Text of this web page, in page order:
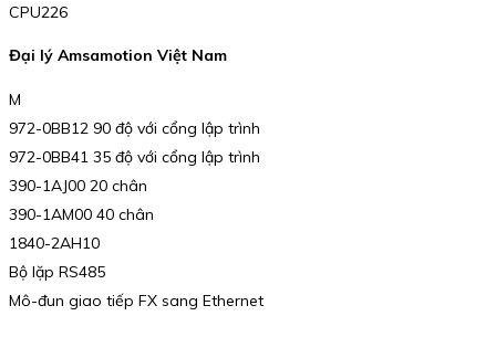
CPU226
Đại lý Amsamotion Việt Nam
M
972-0BB12 90 độ với cổng lập trình
972-0BB41 35 độ với cổng lập trình
390-1AJ00 20 chân
390-1AM00 40 chân
1840-2AH10
Bộ lặp RS485
Mô-đun giao tiếp FX sang Ethernet